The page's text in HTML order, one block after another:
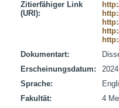
Zitierfähiger Link
(URI):
Dokumentart:
Erscheinungsdatum:
Sprache:
Fakultät:
4